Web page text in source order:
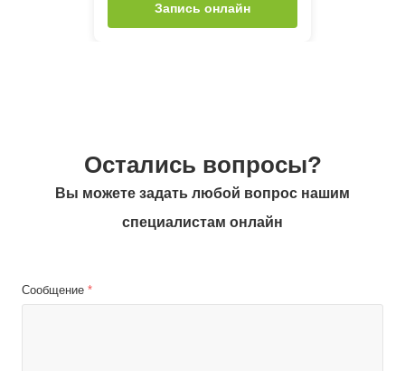
Запись онлайн
Остались вопросы?
Вы можете задать любой вопрос нашим
специалистам онлайн
Сообщение *